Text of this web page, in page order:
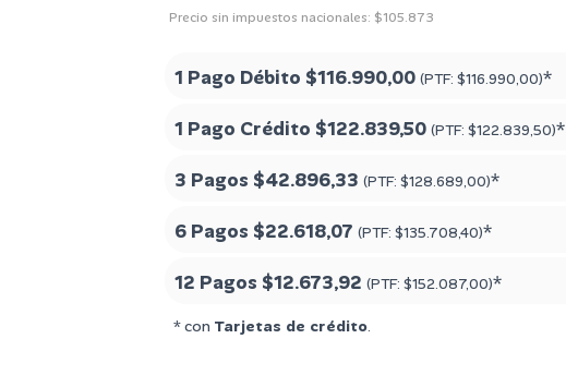
Precio sin impuestos nacionales: $105.873
1 Pago Débito $116.990,00 (PTF: $116.990,00)*
1 Pago Crédito $122.839,50 (PTF: $122.839,50)*
3 Pagos $42.896,33 (PTF: $128.689,00)*
6 Pagos $22.618,07 (PTF: $135.708,40)*
12 Pagos $12.673,92 (PTF: $152.087,00)*
* con Tarjetas de crédito